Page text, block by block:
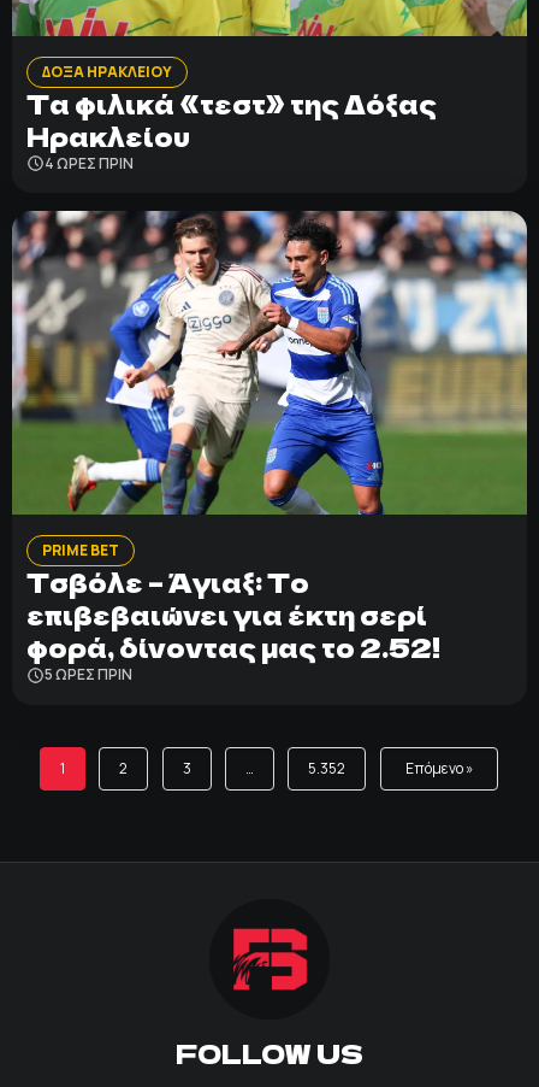
ΔΟΞΑ ΗΡΑΚΛΕΙΟΥ
Τα φιλικά «τεστ» της Δόξας
Ηρακλείου
4 ΩΡΕΣ ΠΡΙΝ
PRIME BET
Τσβόλε – Άγιαξ: Το
επιβεβαιώνει για έκτη σερί
φορά, δίνοντας μας το 2.52!
5 ΩΡΕΣ ΠΡΙΝ
1 2 3 … 5.352 Επόμενο »
FOLLOW US